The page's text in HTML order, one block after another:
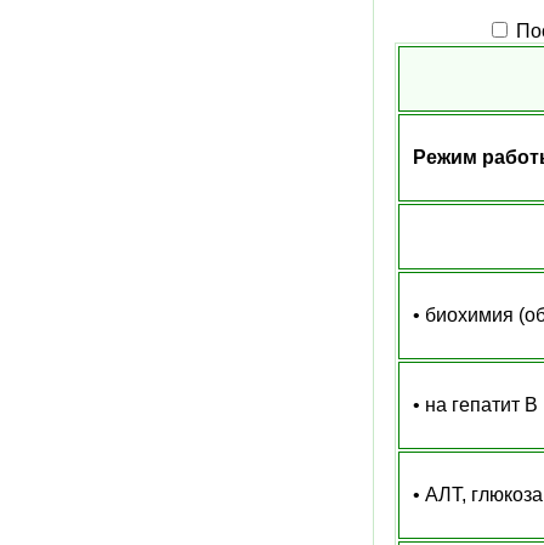
Режим
• биохимия
• на гепатит
• АЛТ, глюкоза